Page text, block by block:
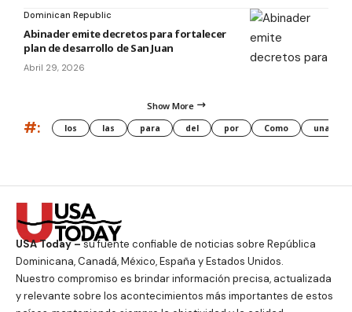
Dominican Republic
Abinader emite decretos para fortalecer
plan de desarrollo de San Juan
Abril 29, 2026
Show More
#: los las para del por Como una
USA Today –su fuente confiable de noticias sobre República
Dominicana, Canadá, México, España y Estados Unidos.
Nuestro compromiso es brindar información precisa, actualizada
y relevante sobre los acontecimientos más importantes de estos